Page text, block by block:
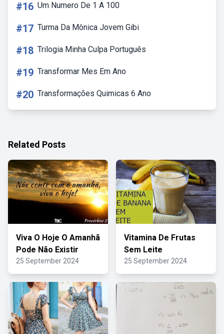
#16 Um Numero De 1 A 100
#17 Turma Da Mônica Jovem Gibi
#18 Trilogia Minha Culpa Português
#19 Transformar Mes Em Ano
#20 Transformações Quimicas 6 Ano
Related Posts
Viva O Hoje O Amanhã
Pode Não Existir
25 September 2024
Vitamina De Frutas
Sem Leite
25 September 2024